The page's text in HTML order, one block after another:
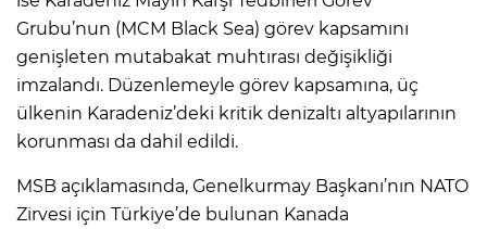
Grubu’nun (MCM Black Sea) görev kapsamını
genişleten mutabakat muhtırası değişikliği
imzalandı. Düzenlemeyle görev kapsamına, üç
ülkenin Karadeniz’deki kritik denizaltı altyapılarının
korunması da dahil edildi.
MSB açıklamasında, Genelkurmay Başkanı’nın NATO
Zirvesi için Türkiye’de bulunan Kanada